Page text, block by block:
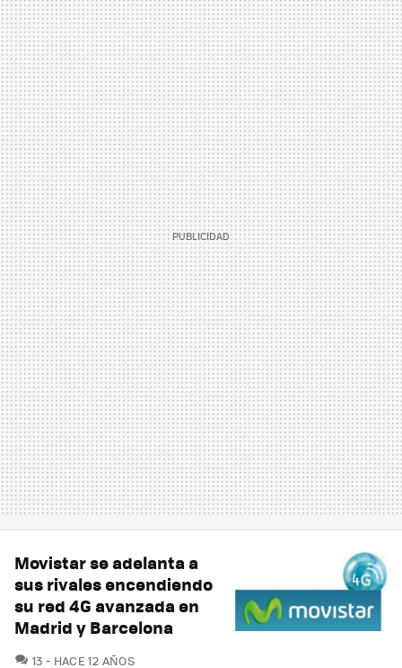
Movistar se adelanta a
sus rivales encendiendo
su red 4G avanzada en
Madrid y Barcelona
13 COMENTARIOS
HACE 12 AÑOS